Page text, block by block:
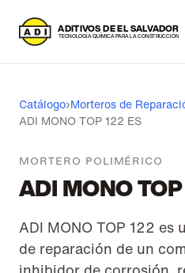
A DITIVOS DE EL SALVADOR
T ECNOLOGÍA QUÍMICA PARA LA CONSTRUCCIÓN
Catálogo›Morteros de
ADI MONO TOP 122 ES
MORTERO POLIMÉRICO
ADI MONO
ADI MONO TOP 122
de reparación de un